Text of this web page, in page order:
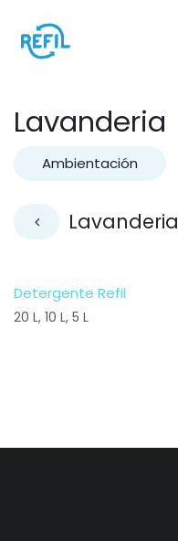
Lavanderia
Ambientación
Lavanderia
Detergente Refil
20 L, 10 L, 5 L